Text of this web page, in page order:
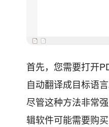
首先，您需要打开
自动翻译成目标语
尽管这种方法非常
辑软件可能需要购